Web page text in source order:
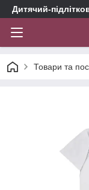
Дитячий-
Товари та